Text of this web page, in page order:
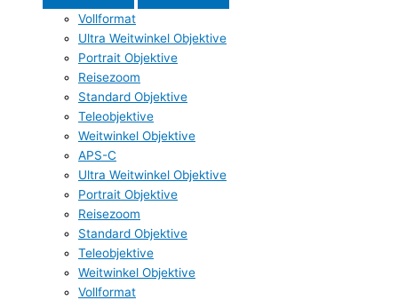
Vollformat
Ultra Weitwinkel Objektive
Portrait Objektive
Reisezoom
Standard Objektive
Teleobjektive
Weitwinkel Objektive
APS-C
Ultra Weitwinkel Objektive
Portrait Objektive
Reisezoom
Standard Objektive
Teleobjektive
Weitwinkel Objektive
Vollformat